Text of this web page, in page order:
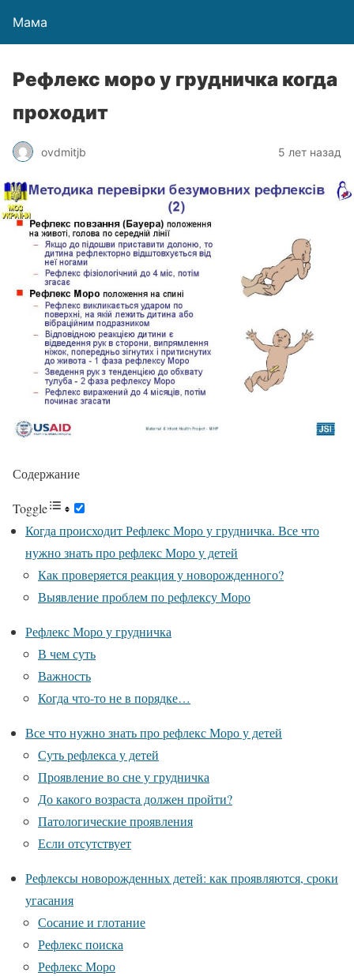
Мама
Рефлекс моро у грудничка когда
проходит
ovdmitjb 5 лет назад
Содержание
Toggle
Когда происходит Рефлекс Моро у грудничка. Все что
нужно знать про рефлекс Моро у детей
Как проверяется реакция у новорожденного?
Выявление проблем по рефлексу Моро
Рефлекс Моро у грудничка
В чем суть
Важность
Когда что-то не в порядке…
Все что нужно знать про рефлекс Моро у детей
Суть рефлекса у детей
Проявление во сне у грудничка
До какого возраста должен пройти?
Патологические проявления
Если отсутствует
Рефлексы новорожденных детей: как проявляются, сроки
угасания
Сосание и глотание
Рефлекс поиска
Рефлекс Моро